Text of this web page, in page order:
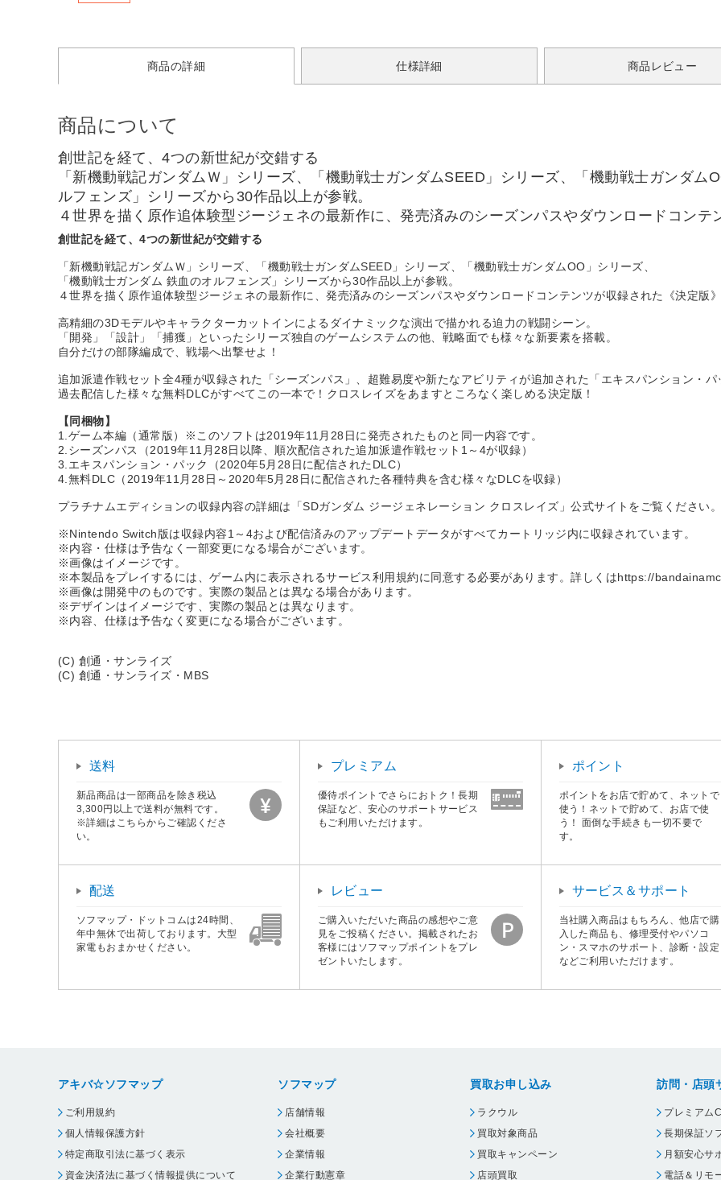
商品の詳細 仕様詳細 商品レビュー
商品について
創世記を経て、4つの新世紀が交錯する
「新機動戦記ガンダムＷ」シリーズ、「機動戦士ガンダムSEED」シリーズ、「機動戦士ガンダ
ルフェンズ」シリーズから30作品以上が参戦。
４世界を描く原作追体験型ジージェネの最新作に、発売済みのシーズンパスやダウンロードコン
創世記を経て、4つの新世紀が交錯する
「新機動戦記ガンダムＷ」シリーズ、「機動戦士ガンダムSEED」シリーズ、「機動戦士ガンダムOO」シリーズ、
「機動戦士ガンダム 鉄血のオルフェンズ」シリーズから30作品以上が参戦。
４世界を描く原作追体験型ジージェネの最新作に、発売済みのシーズンパスやダウンロードコンテンツが収録された《決定版
高精細の3Dモデルやキャラクターカットインによるダイナミックな演出で描かれる迫力の戦闘シーン。
「開発」「設計」「捕獲」といったシリーズ独自のゲームシステムの他、戦略面でも様々な新要素を搭載。
自分だけの部隊編成で、戦場へ出撃せよ！
追加派遣作戦セット全4種が収録された「シーズンパス」、超難易度や新たなアビリティが追加された「エキスパンション・パ
過去配信した様々な無料DLCがすべてこの一本で！クロスレイズをあますところなく楽しめる決定版！
【同梱物】
1.ゲーム本編（通常版）※このソフトは2019年11月28日に発売されたものと同一内容です。
2.シーズンパス（2019年11月28日以降、順次配信された追加派遣作戦セット1～4が収録）
3.エキスパンション・パック（2020年5月28日に配信されたDLC）
4.無料DLC（2019年11月28日～2020年5月28日に配信された各種特典を含む様々なDLCを収録）
プラチナムエディションの収録内容の詳細は「SDガンダム ジージェネレーション クロスレイズ」公式サイトをご覧ください
※Nintendo Switch版は収録内容1～4および配信済みのアップデートデータがすべてカートリッジ内に収録されています。
※内容・仕様は予告なく一部変更になる場合がございます。
※画像はイメージです。
※本製品をプレイするには、ゲーム内に表示されるサービス利用規約に同意する必要があります。詳しくはhttps://
※画像は開発中のものです。実際の製品とは異なる場合があります。
※デザインはイメージです、実際の製品とは異なります。
※内容、仕様は予告なく変更になる場合がございます。
(C) 創通・サンライズ
(C) 創通・サンライズ・MBS
送料
新品商品は一部商品を除き税込
3,300円以上で送料が無料です。
※詳細はこちらからご確認くださ
い。
プレミアム
優待ポイントでさらにおトク！長期
保証など、安心のサポートサービス
もご利用いただけます。
ポイント
ポイントをお店で貯めて、ネットで
使う！ネットで貯めて、お店で使
う！ 面倒な手続きも一切不要で
す。
配送
ソフマップ・ドットコムは24時間、
年中無休で出荷しております。大型
家電もおまかせください。
レビュー
ご購入いただいた商品の感想やご意
見をご投稿ください。掲載されたお
客様にはソフマップポイントをプレ
ゼントいたします。
サービス＆サポート
当社購入商品はもちろん、他店で購
入した商品も、修理受付やパソコ
ン・スマホのサポート、診断・設定
などご利用いただけます。
アキバ☆ソフマップ
ご利用規約
個人情報保護方針
特定商取引法に基づく表示
資金決済法に基づく情報提供について
ソフマップ
店舗情報
会社概要
企業情報
企業行動憲章
買取お申し込み
ラクウル
買取対象商品
買取キャンペーン
店頭買取
訪問・店頭
プレミアム
長期保証ソ
月額安心サ
電話＆リモ